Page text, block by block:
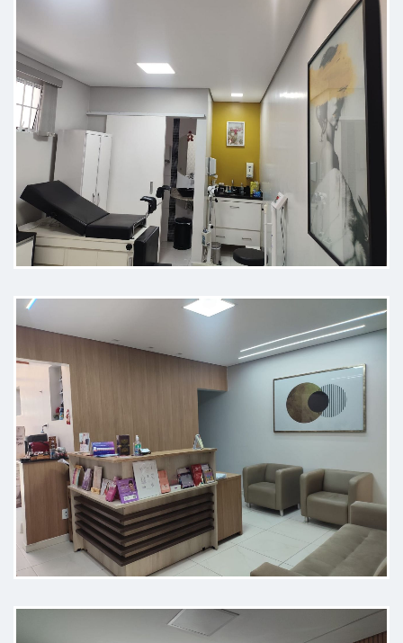
Excelente profissional. Super
atencioso. Nós fez sentir (eu e
minha filha) super confortáveis. Foi
uma consulta muito leve.
Paciente
Incrível! Prático muito didático e
resolutivo! Me atendeu muito bem,
foi super profissional, cordial e
educado.
Paciente